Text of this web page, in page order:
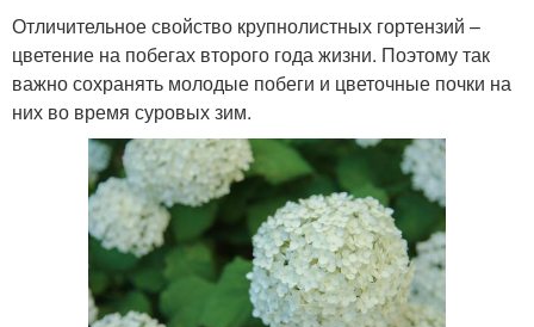
Отличительное свойство крупнолистных гортензий –
цветение на побегах второго года жизни. Поэтому так
важно сохранять молодые побеги и цветочные почки на
них во время суровых зим.